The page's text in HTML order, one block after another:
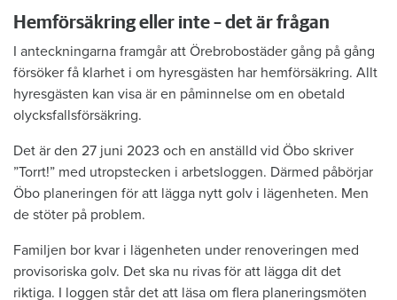
Hemförsäkring eller inte – det är frågan
I anteckningarna framgår att Örebrobostäder gång på gång
försöker få klarhet i om hyresgästen har hemförsäkring. Allt
hyresgästen kan visa är en påminnelse om en obetald
olycksfallsförsäkring.
Det är den 27 juni 2023 och en anställd vid Öbo skriver
”Torrt!” med utropstecken i arbetsloggen. Därmed påbörjar
Öbo planeringen för att lägga nytt golv i lägenheten. Men
de stöter på problem.
Familjen bor kvar i lägenheten under renoveringen med
provisoriska golv. Det ska nu rivas för att lägga dit det
riktiga. I loggen står det att läsa om flera planeringsmöten